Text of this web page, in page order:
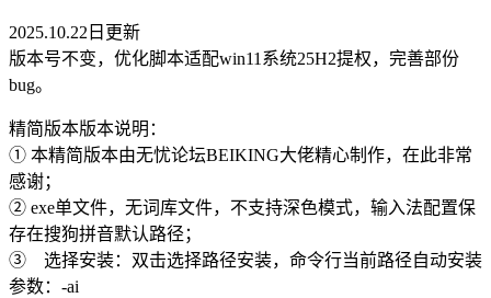
2025.10.22日更新
版本号不变，优化脚本适配win11系统25H2提权，完善部份
bug。
精简版本版本说明：
① 本精简版本由无忧论坛BEIKING大佬精心制作，在此非常
感谢；
② exe单文件，无词库文件，不支持深色模式，输入法配置保
存在搜狗拼音默认路径；
③ 选择安装：双击选择路径安装，命令行当前路径自动安装
参数：-ai